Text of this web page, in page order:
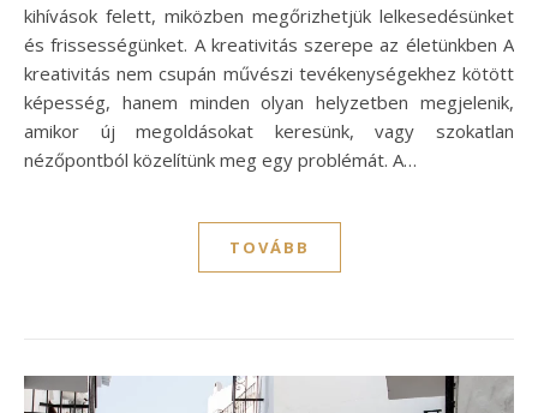
kihívások felett, miközben megőrizhetjük lelkesedésünket
és frissességünket. A kreativitás szerepe az életünkben A
kreativitás nem csupán művészi tevékenységekhez kötött
képesség, hanem minden olyan helyzetben megjelenik,
amikor új megoldásokat keresünk, vagy szokatlan
nézőpontból közelítünk meg egy problémát. A…
TOVÁBB